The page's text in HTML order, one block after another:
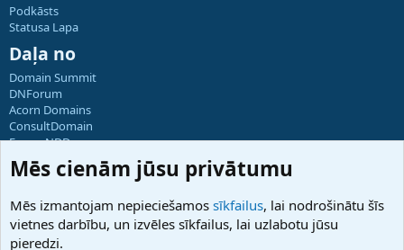
Podkāsts
Statusa Lapa
Daļa no
Domain Summit
DNForum
Acorn Domains
ConsultDomain
ForumNDD
Domainforum.ro
27.be
Hostmaria
Atbalsts
Mēs cienām jūsu privātumu
Mēs izmantojam nepieciešamos sīkfailus, lai nodrošinātu šīs
vietnes darbību, un izvēles sīkfailus, lai uzlabotu jūsu
pieredzi.